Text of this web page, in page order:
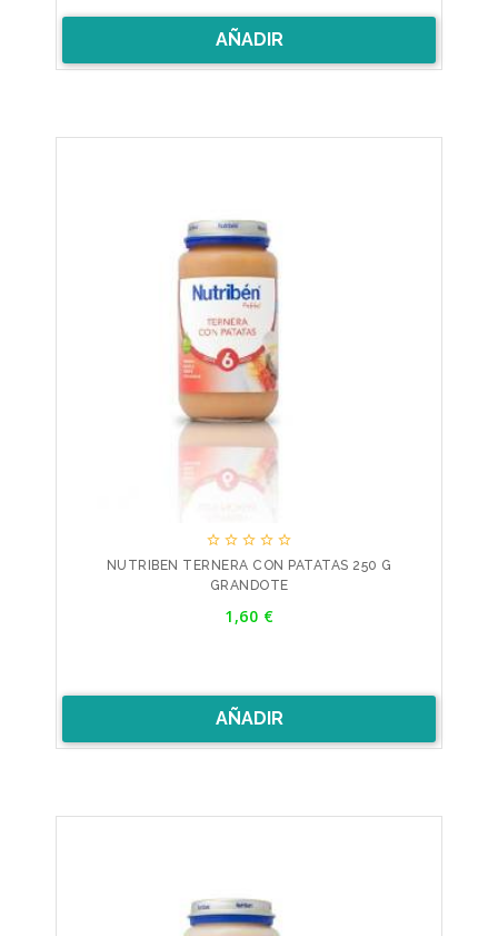
AÑADIR
    
NUTRIBEN TERNERA CON PATATAS 250 G
GRANDOTE
1,60 €
AÑADIR